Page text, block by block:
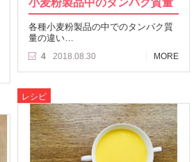
各種小麦粉製品の中でのタンパク質
量の違い…
4 2018.08.30 MORE
レシピ